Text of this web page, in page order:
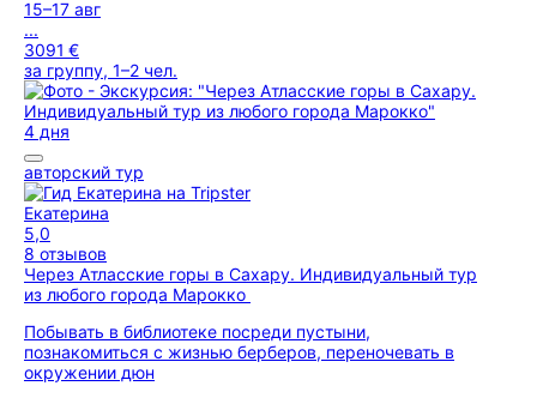
15–17 авг
...
3091 €
за группу, 1–2 чел.
4 дня
авторский тур
Екатерина
5,0
8 отзывов
Через Атласские горы в Сахару. Индивидуальный тур
из любого города Марокко
Побывать в библиотеке посреди пустыни,
познакомиться с жизнью берберов, переночевать в
окружении дюн